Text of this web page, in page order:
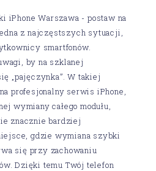
iPhone Warszawa - postaw na
z najczęstszych sytuacji,
smartfonów.
by na szklanej
„pajęczynka”. W takiej
profesjonalny serwis iPhone,
wymiany całego modułu,
znacznie bardziej
gdzie wymiana szybki
się przy zachowaniu
Dzięki temu Twój telefon